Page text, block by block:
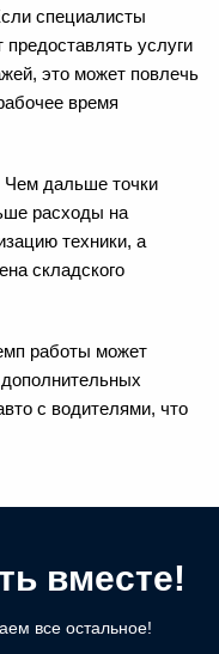
специалисты
услуги
это может повлечь
время
Чем дальше точки
расходы на
техники, а
складского
работы может
с водителями, что
вместе!
все остальное!